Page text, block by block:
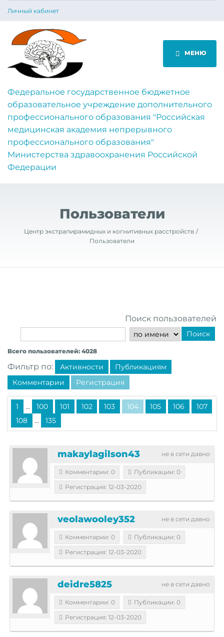
Личный кабинет
МЕНЮ
Федеральное государственное бюджетное
образовательное учреждение дополнительного
профессионального образования "Российская
медицинская академия непрерывного
профессионального образования"
Министерства здравоохранения Российской
Федерации
Пользователи
Центр экстрапирамидных и когнитивных расстройств
Пользователи
Поиск пользователей
Поиск
Всего пользователей: 4028
Фильтр по: Активности
Публикациям
Комментарии
Регистрация
1 ... 100 101 102 103 104 105 106
107
108
... 135
не в сети давно
makaylagilson43
Комментарии: 0
Публикации: 0
Регистрация: 12-03-2020
не в сети давно
veolawooley352
Комментарии: 0
Публикации: 0
Регистрация: 12-03-2020
не в сети давно
deidre5825
Комментарии: 0
Публикации: 0
Регистрация: 12-03-2020